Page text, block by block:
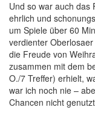
Und so war auch das
ehrlich und
um Spiele über 60
verdienter
die Freude von
zusammen mit dem
O./7 Treffer) erhielt,
war ich noch nie –
Chancen nicht